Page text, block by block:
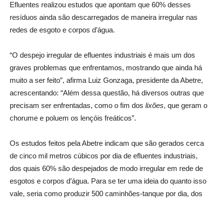
Efluentes realizou estudos que apontam que 60% desses
resíduos ainda são descarregados de maneira irregular nas
redes de esgoto e corpos d’água.
“O despejo irregular de efluentes industriais é mais um dos
graves problemas que enfrentamos, mostrando que ainda há
muito a ser feito”, afirma Luiz Gonzaga, presidente da Abetre,
acrescentando: “Além dessa questão, há diversos outras que
precisam ser enfrentadas, como o fim dos lixões, que geram o
chorume e poluem os lençóis freáticos”.
Os estudos feitos pela Abetre indicam que são gerados cerca
de cinco mil metros cúbicos por dia de efluentes industriais,
dos quais 60% são despejados de modo irregular em rede de
esgotos e corpos d’água. Para se ter uma ideia do quanto isso
vale, seria como produzir 500 caminhões-tanque por dia, dos